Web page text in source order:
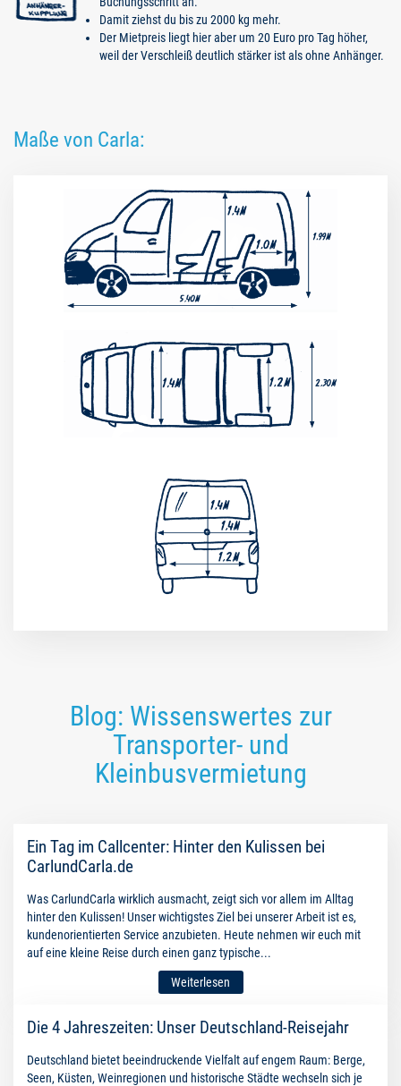
Damit ziehst du bis zu 2000 kg mehr.
Der Mietpreis liegt hier aber um 20 Euro pro Tag höher,
weil der Verschleiß deutlich stärker ist als ohne Anhänger.
Maße von Carla:
Blog: Wissenswertes zur
Transporter- und
Kleinbusvermietung
Ein Tag im Callcenter: Hinter den Kulissen bei
CarlundCarla.de
Was CarlundCarla wirklich ausmacht, zeigt sich vor allem im Alltag
hinter den Kulissen! Unser wichtigstes Ziel bei unserer Arbeit ist es,
kundenorientierten Service anzubieten. Heute nehmen wir euch mit
auf eine kleine Reise durch einen ganz typische...
Weiterlesen
Die 4 Jahreszeiten: Unser Deutschland-Reisejahr
Deutschland bietet beeindruckende Vielfalt auf engem Raum: Berge,
Seen, Küsten, Weinregionen und historische Städte wechseln sich je